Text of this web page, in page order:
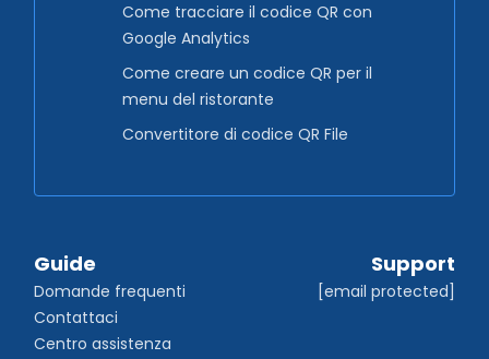
Come tracciare il codice QR con
Google Analytics
Come creare un codice QR per il
menu del ristorante
Convertitore di codice QR File
Guide
Domande frequenti
Contattaci
Centro assistenza
Support
[email protected]